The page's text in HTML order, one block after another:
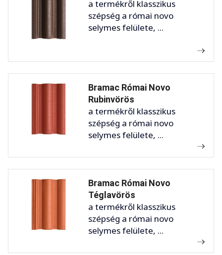
a termékről klasszikus
szépség a római novo
selymes felülete, ...
Bramac Római Novo
Rubinvörös
a termékről klasszikus
szépség a római novo
selymes felülete, ...
Bramac Római Novo
Téglavörös
a termékről klasszikus
szépség a római novo
selymes felülete, ...